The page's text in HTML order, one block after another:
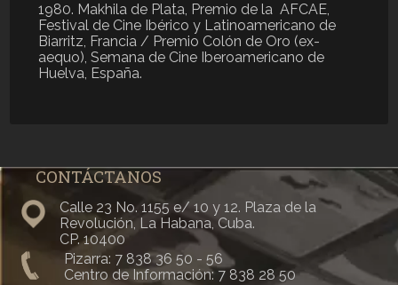
1980. Makhila de Plata, Premio de la AFCAE,
Festival de Cine Ibérico y Latinoamericano de
Biarritz, Francia / Premio Colón de Oro (ex-
aequo), Semana de Cine Iberoamericano de
Huelva, España.
CONTÁCTANOS
Calle 23 No. 1155 e/ 10 y 12. Plaza de la
Revolución, La Habana, Cuba.
CP. 10400
Pizarra: 7 838 36 50 - 56
Centro de Información: 7 838 28 50